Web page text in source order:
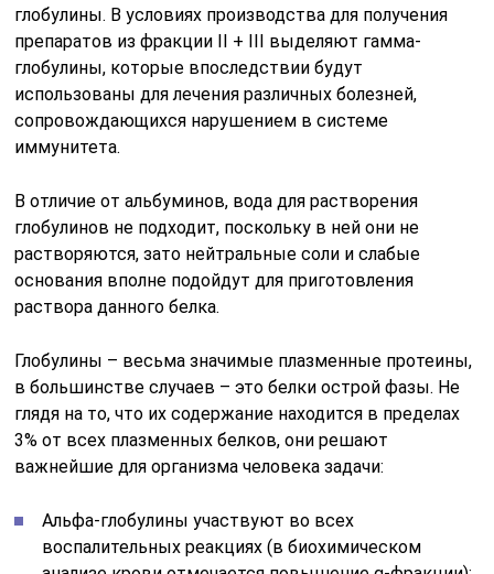
глобулины. В условиях производства для получения
препаратов из фракции II + III выделяют гамма-
глобулины, которые впоследствии будут
использованы для лечения различных болезней,
сопровождающихся нарушением в системе
иммунитета.
В отличие от альбуминов, вода для растворения
глобулинов не подходит, поскольку в ней они не
растворяются, зато нейтральные соли и слабые
основания вполне подойдут для приготовления
раствора данного белка.
Глобулины – весьма значимые плазменные протеины,
в большинстве случаев – это белки острой фазы. Не
глядя на то, что их содержание находится в пределах
3% от всех плазменных белков, они решают
важнейшие для организма человека задачи:
Альфа-глобулины участвуют во всех
воспалительных реакциях (в биохимическом